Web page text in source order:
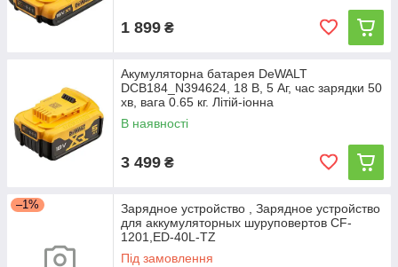
1 899 ₴
Акумуляторна батарея DeWALT
DCB184_N394624, 18 В, 5 Аг, час зарядки 50
хв, вага 0.65 кг. Літій-іонна
В наявності
3 499 ₴
–1%
Зарядное устройство , Зарядное устройство
для аккумуляторных шуруповертов CF-
1201,ED-40L-TZ
Під замовлення